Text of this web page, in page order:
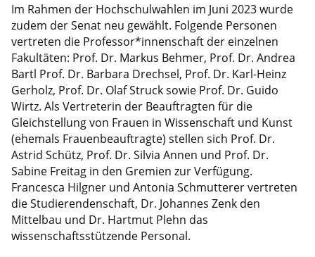
Im Rahmen der Hochschulwahlen im Juni 2023 wurde
zudem der Senat neu gewählt. Folgende Personen
vertreten die Professor*innenschaft der einzelnen
Fakultäten: Prof. Dr. Markus Behmer, Prof. Dr. Andrea
Bartl Prof. Dr. Barbara Drechsel, Prof. Dr. Karl-Heinz
Gerholz, Prof. Dr. Olaf Struck sowie Prof. Dr. Guido
Wirtz. Als Vertreterin der Beauftragten für die
Gleichstellung von Frauen in Wissenschaft und Kunst
(ehemals Frauenbeauftragte) stellen sich Prof. Dr.
Astrid Schütz, Prof. Dr. Silvia Annen und Prof. Dr.
Sabine Freitag in den Gremien zur Verfügung.
Francesca Hilgner und Antonia Schmutterer vertreten
die Studierendenschaft, Dr. Johannes Zenk den
Mittelbau und Dr. Hartmut Plehn das
wissenschaftsstützende Personal.